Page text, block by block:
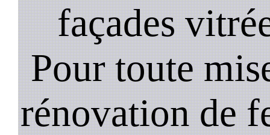
façades
Pour toute
rénovation de